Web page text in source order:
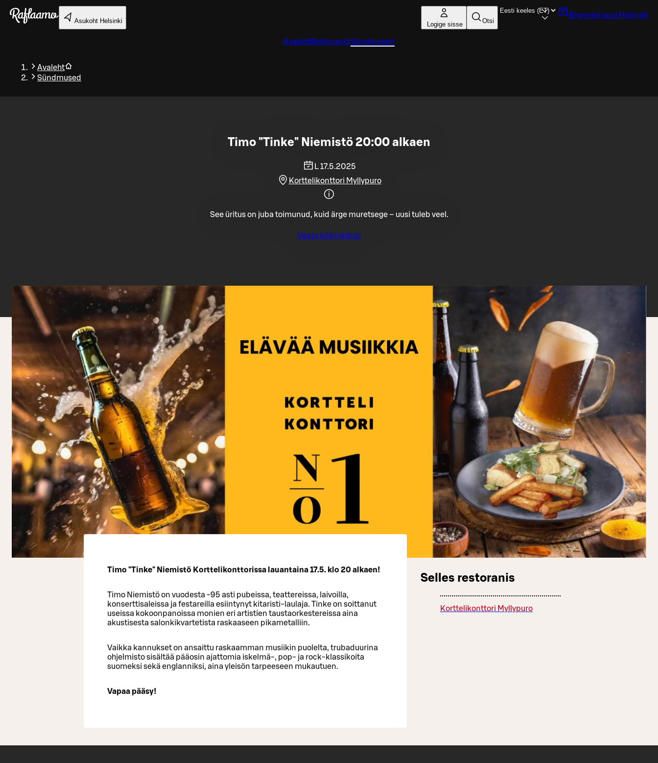
Liigu peamise sisu juurde
Asukoht Helsinki Logige sisse Otsi
Broneeri laud Helsinki
AvalehtRestoranidSündmused
Avaleht
Sündmused
Tagasi
Timo "Tinke" Niemistö 20:00 alkaen
L 17.5.2025
Korttelikonttori Myllypuro
See üritus on juba toimunud, kuid ärge muretsege – uusi tuleb veel.
Vaata kõiki üritusi
Timo "Tinke" Niemistö Korttelikonttorissa lauantaina 17.5. klo 20 alkaen!
Timo Niemistö on vuodesta -95 asti pubeissa, teattereissa, laivoilla,
konserttisaleissa ja festareilla esiintynyt kitaristi-laulaja. Tinke on soittanut
useissa kokoonpanoissa monien eri artistien taustaorkestereissa aina
akustisesta salonkikvartetista raskaaseen pikametalliin.
Vaikka kannukset on ansaittu raskaamman musiikin puolelta, trubaduurina
ohjelmisto sisältää pääosin ajattomia iskelmä-, pop- ja rock-klassikoita
suomeksi sekä englanniksi, aina yleisön tarpeeseen mukautuen.
Vapaa pääsy!
Selles restoranis
Korttelikonttori Myllypuro